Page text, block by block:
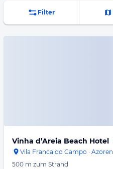
Filter
Vinha d’Areia Beach Hotel
Vila Franca do Campo · Azoren
500 m zum Strand